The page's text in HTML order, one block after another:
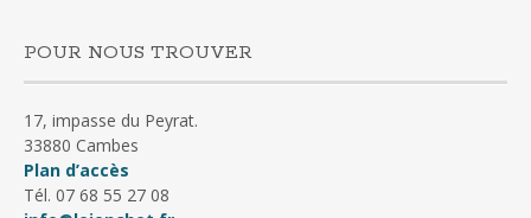
POUR NOUS TROUVER
17, impasse du Peyrat.
33880 Cambes
Plan d’accès
Tél. 07 68 55 27 08